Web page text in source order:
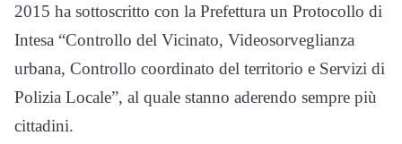
2015 ha sottoscritto con la Prefettura un Protocollo di
Intesa “Controllo del Vicinato, Videosorveglianza
urbana, Controllo coordinato del territorio e Servizi di
Polizia Locale”, al quale stanno aderendo sempre più
cittadini.